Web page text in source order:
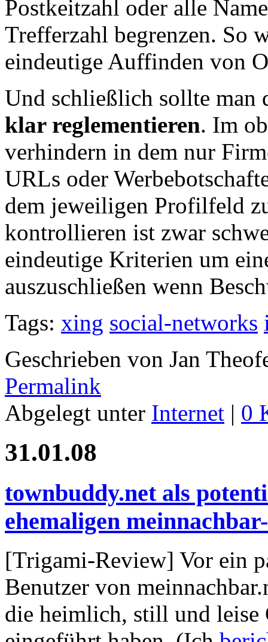
Postkeitzahl oder alle
Trefferzahl begrenzen. So
eindeutige Auffinden von
Und schließlich sollte man
klar reglementieren. Im
verhindern in dem nur
URLs oder
dem jeweiligen Profilfeld
kontrollieren ist zwar
eindeutige Kriterien um
auszuschließen wenn
Tags: xing social-networks
Geschrieben von Jan
Permalink
Abgelegt unter Internet | 0
31.01.08
townbuddy.net als
ehemaligen
[Trigami-Review] Vor ein
Benutzer von
die heimlich, still und leise